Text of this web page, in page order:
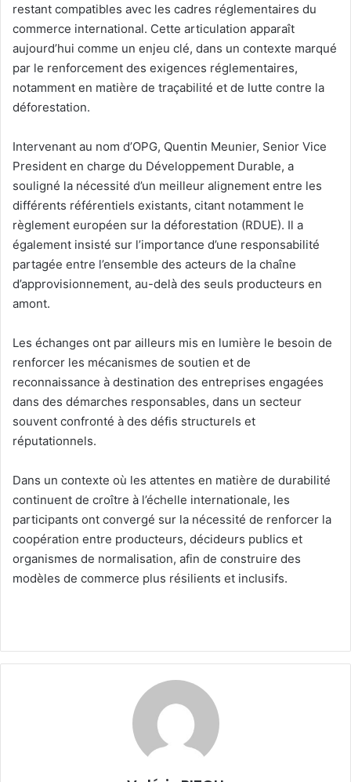
restant compatibles avec les cadres réglementaires du
commerce international. Cette articulation apparaît
aujourd’hui comme un enjeu clé, dans un contexte marqué
par le renforcement des exigences réglementaires,
notamment en matière de traçabilité et de lutte contre la
déforestation.
Intervenant au nom d’OPG, Quentin Meunier, Senior Vice
President en charge du Développement Durable, a
souligné la nécessité d’un meilleur alignement entre les
différents référentiels existants, citant notamment le
règlement européen sur la déforestation (RDUE). Il a
également insisté sur l’importance d’une responsabilité
partagée entre l’ensemble des acteurs de la chaîne
d’approvisionnement, au-delà des seuls producteurs en
amont.
Les échanges ont par ailleurs mis en lumière le besoin de
renforcer les mécanismes de soutien et de
reconnaissance à destination des entreprises engagées
dans des démarches responsables, dans un secteur
souvent confronté à des défis structurels et
réputationnels.
Dans un contexte où les attentes en matière de durabilité
continuent de croître à l’échelle internationale, les
participants ont convergé sur la nécessité de renforcer la
coopération entre producteurs, décideurs publics et
organismes de normalisation, afin de construire des
modèles de commerce plus résilients et inclusifs.